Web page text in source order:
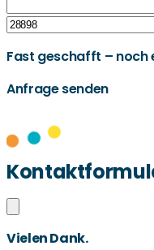
Fast geschafft – noch
Anfrage senden
Vielen Dank.